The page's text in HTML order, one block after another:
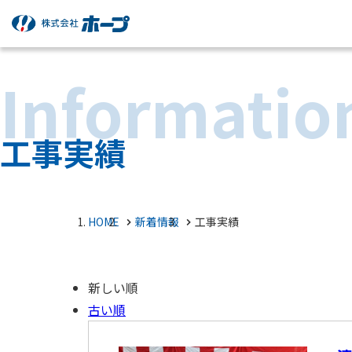
工事実績
HOME 新着情報 工事実績
新しい順
古い順